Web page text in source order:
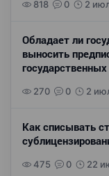
818 0 2
Обладает ли
выносить
270 0 2
Как списывать
475 0 22